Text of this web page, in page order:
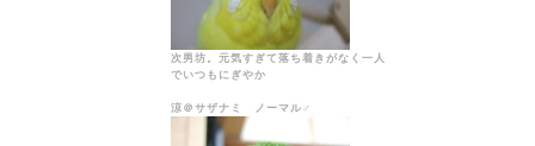
次男坊。元気すぎて落ち着きがなく一人
でいつもにぎやか
涼＠サザナミ ノーマル♂